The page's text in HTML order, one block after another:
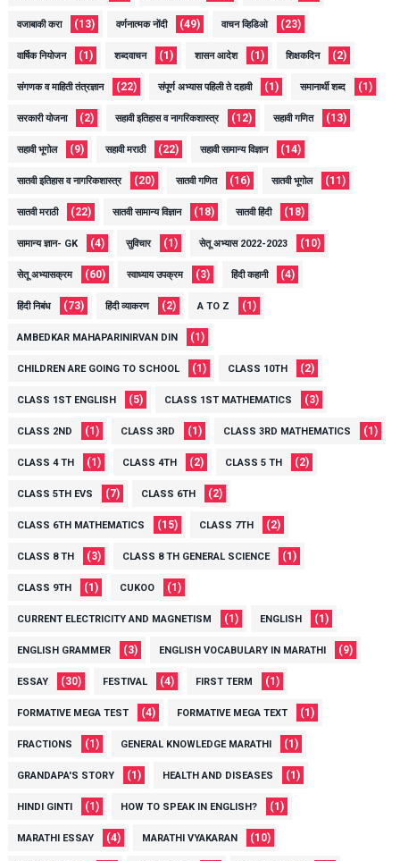
वजाबाकी करा (13) वर्णनात्मक नोंदी (49) वाचन व्हिडिओ (23)
वार्षिक नियोजन (1) शब्दवाचन (1) शासन आदेश (1) शिक्षकदिन (2)
संगणक व माहिती तंत्रज्ञान (22) संपूर्ण अभ्यास पहिली ते दहावी (1) समानार्थी शब्द (1)
सरकारी योजना (2) सहावी इतिहास व नागरिकशास्त्र (12) सहावी गणित (13)
सहावी भूगोल (9) सहावी मराठी (22) सहावी सामान्य विज्ञान (14)
सातवी इतिहास व नागरिकशास्त्र (20) सातवी गणित (16) सातवी भूगोल (11)
सातवी मराठी (22) सातवी सामान्य विज्ञान (18) सातवी हिंदी (18)
सामान्य ज्ञान- GK (4) सुविचार (1) सेतू अभ्यास 2022-2023 (10)
सेतू अभ्यासक्रम (60) स्वाध्याय उपक्रम (3) हिंदी कहानी (4)
हिंदी निबंध (73) हिंदी व्याकरण (2) A TO Z (1)
AMBEDKAR MAHAPARINIRVAN DIN (1)
CHILDREN ARE GOING TO SCHOOL (1) CLASS 10TH (2)
CLASS 1ST ENGLISH (5) CLASS 1ST MATHEMATICS (3)
CLASS 2ND (1) CLASS 3RD (1) CLASS 3RD MATHEMATICS (1)
CLASS 4 TH (1) CLASS 4TH (2) CLASS 5 TH (2)
CLASS 5TH EVS (7) CLASS 6TH (2)
CLASS 6TH MATHEMATICS (15) CLASS 7TH (2)
CLASS 8 TH (3) CLASS 8 TH GENERAL SCIENCE (1)
CLASS 9TH (1) CUKOO (1)
CURRENT ELECTRICITY AND MAGNETISM (1) ENGLISH (1)
ENGLISH GRAMMER (3) ENGLISH VOCABULARY IN MARATHI (9)
ESSAY (30) FESTIVAL (4) FIRST TERM (1)
FORMATIVE MEGA TEST (4) FORMATIVE MEGA TEXT (1)
FRACTIONS (1) GENERAL KNOWLEDGE MARATHI (1)
GRANDAPA'S STORY (1) HEALTH AND DISEASES (1)
HINDI GINTI (1) HOW TO SPEAK IN ENGLISH? (1)
MARATHI ESSAY (4) MARATHI VYAKARAN (10)